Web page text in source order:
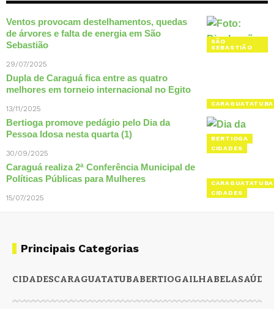
SÃO
SEBASTIÃO
Ventos provocam destelhamentos, quedas
de árvores e falta de energia em São
Sebastião
29/07/2025
CARAGUATATUBA
Dupla de Caraguá fica entre as quatro
melhores em torneio internacional no Egito
13/11/2025
BERTIOGA
CIDADES
Bertioga promove pedágio pelo Dia da
Pessoa Idosa nesta quarta (1)
30/09/2025
CARAGUATATUBA
CIDADES
Caraguá realiza 2ª Conferência Municipal de
Políticas Públicas para Mulheres
15/07/2025
Principais Categorias
CIDADESCARAGUATATUBABERTIOGAILHABELASAÚDE